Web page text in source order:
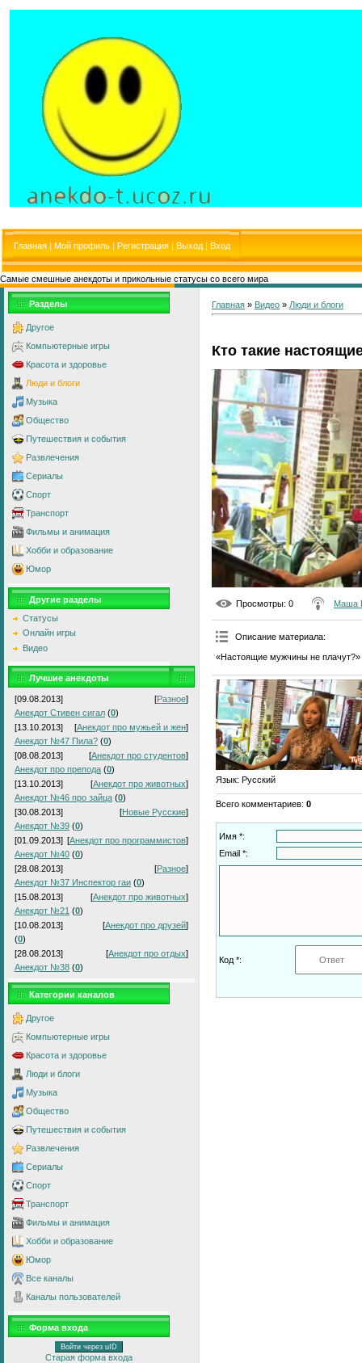
Главная | Мой профиль | Регистрация | Выход | Вход
Самые смешные анекдоты и прикольные статусы со всего мира
Разделы
Другое
Компьютерные игры
Красота и здоровье
Люди и блоги
Музыка
Общество
Путешествия и события
Развлечения
Сериалы
Спорт
Транспорт
Фильмы и анимация
Хобби и образование
Юмор
Другие разделы
Статусы
Онлайн игры
Видео
Лучшие анекдоты
[09.08.2013] [Разное]
Анекдот Стивен сигал (0)
[13.10.2013]
[Анекдот про мужьей и жен]
Анекдот №47 Пила? (0)
[08.08.2013]
[Анекдот про студентов]
Анекдот про препода (0)
[13.10.2013]
[Анекдот про животных]
Анекдот №46 про зайца (0)
[30.08.2013]
[Новые Русские]
Анекдот №39 (0)
[01.09.2013] [Анекдот про программистов]
Анекдот №40 (0)
[28.08.2013]
[Разное]
Анекдот №37 Инспектор гаи (0)
[15.08.2013]
[Анекдот про животных]
Анекдот №21 (0)
[10.08.2013]
[Анекдот про друзей]
(0)
[28.08.2013]
[Анекдот про отдых]
Анекдот №38 (0)
Категории каналов
Другое
Компьютерные игры
Красота и здоровье
Люди и блоги
Музыка
Общество
Путешествия и события
Развлечения
Сериалы
Спорт
Транспорт
Фильмы и анимация
Хобби и образование
Юмор
Все каналы
Каналы пользователей
Форма входа
Войти через uID
Старая форма входа
Главная » Видео » Люди и блоги
Кто такие
Просмотры: 0 Маша
Описание материала:
«Настоящие мужчины не
Язык: Русский
Всего комментариев: 0
Имя *:
Email *:
Код *: